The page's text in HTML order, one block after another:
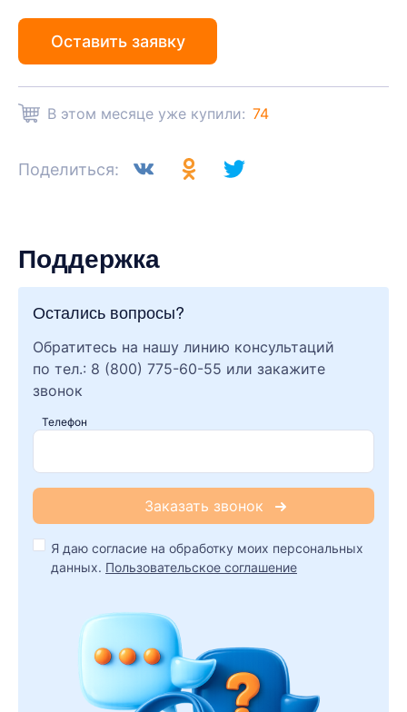
Оставить заявку
В этом месяце уже купили: 74
Поделиться:
Поддержка
Остались вопросы?
Обратитесь на нашу линию консультаций
по тел.: 8 (800) 775-60-55 или закажите
звонок
Телефон
Я даю согласие на обработку моих персональных
данных. Пользовательское соглашение